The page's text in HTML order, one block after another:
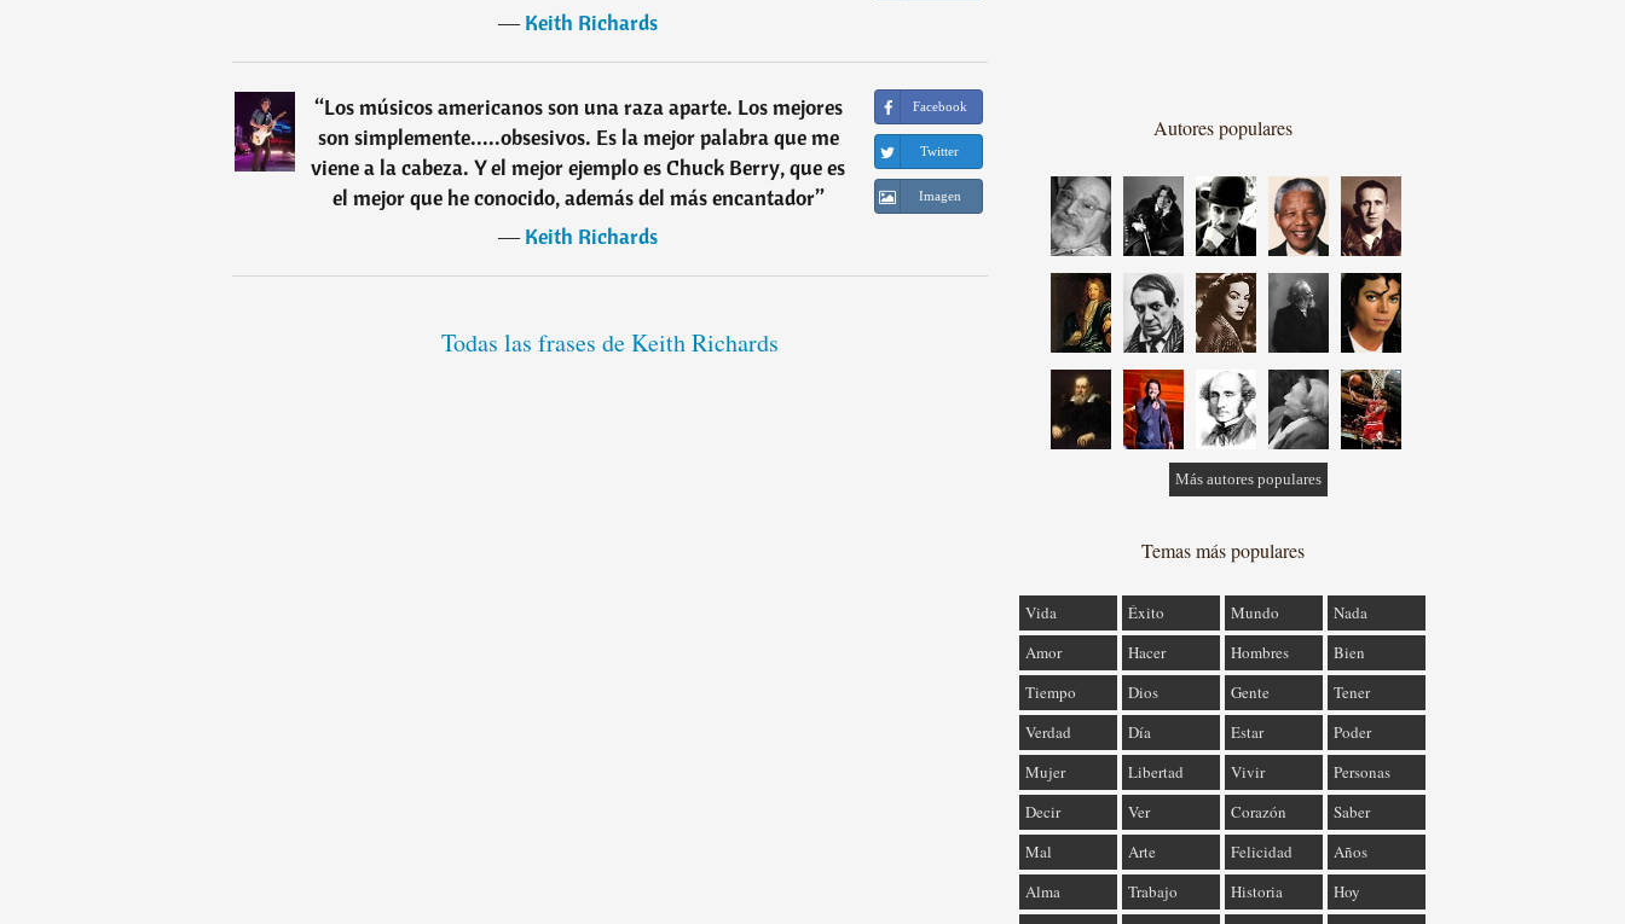
―Keith Richards
“Los músicos americanos son una raza aparte. Los mejores
son simplemente.....obsesivos. Es la mejor palabra que me
viene a la cabeza. Y el mejor ejemplo es Chuck Berry, que es
el mejor que he conocido, además del más encantador”
―Keith Richards
Facebook
Twitter
Imagen
Todas las frases de Keith Richards
Autores populares
Más autores populares
Temas más populares
Vida Éxito Mundo
Nada
Amor
Hacer Hombres
Bien
Tiempo
Dios Gente
Tener
Verdad
Día Estar
Poder
Mujer
Libertad Vivir
Personas
Decir
Ver Corazón
Saber
Mal
Arte Felicidad
Años
Alma
Trabajo Historia
Hoy